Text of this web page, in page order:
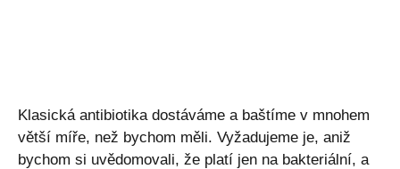
Klasická antibiotika dostáváme a baštíme v mnohem
větší míře, než bychom měli. Vyžadujeme je, aniž
bychom si uvědomovali, že platí jen na bakteriální, a